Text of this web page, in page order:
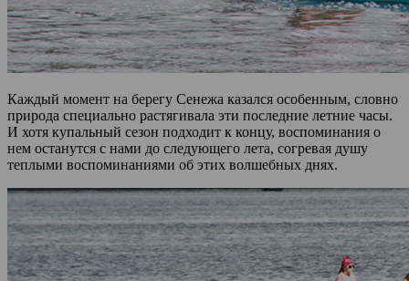
Каждый момент на берегу Сенежа казался особенным, словно
природа специально растягивала эти последние летние часы.
И хотя купальный сезон подходит к концу, воспоминания о
нем останутся с нами до следующего лета, согревая душу
теплыми воспоминаниями об этих волшебных днях.